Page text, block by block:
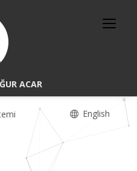
ACAR
English